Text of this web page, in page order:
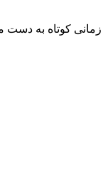
کوتاه به